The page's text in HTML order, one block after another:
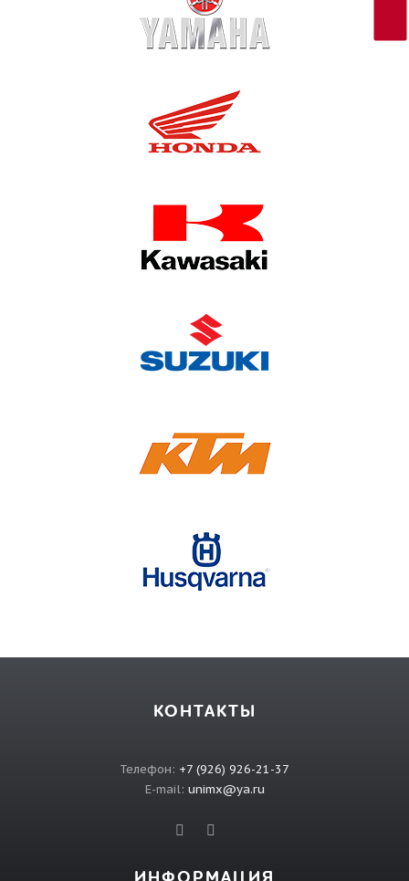
КОНТАКТЫ
Телефон: +7 (926) 926-21-37
E-mail: unimx@ya.ru